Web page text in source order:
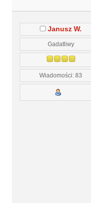
Janusz W.
Gadatliwy
Wiadomości: 83